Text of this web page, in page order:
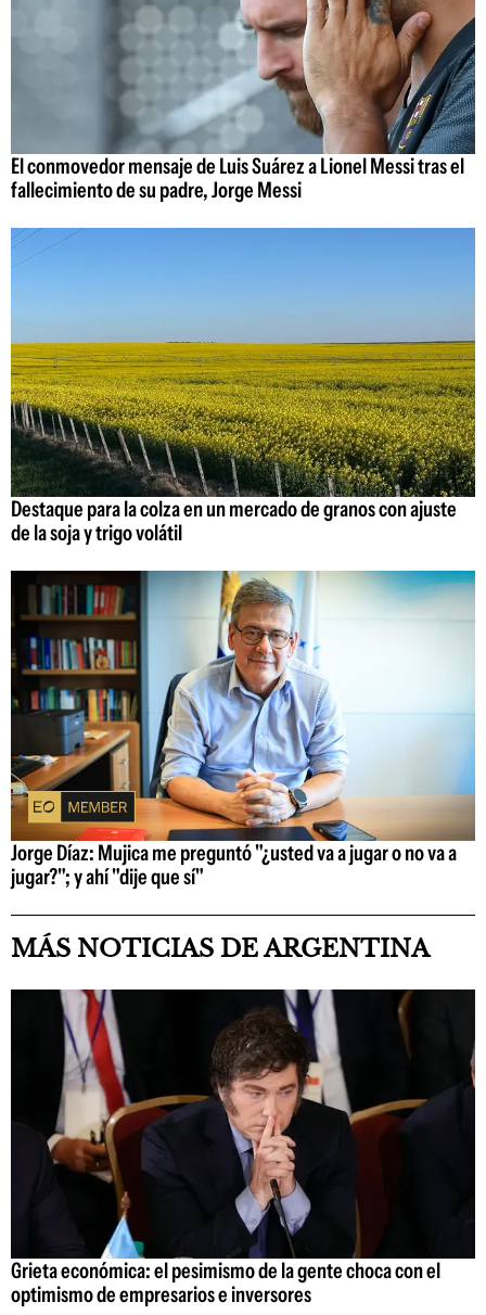
El conmovedor mensaje de Luis Suárez a Lionel Messi tras el
fallecimiento de su padre, Jorge Messi
Destaque para la colza en un mercado de granos con ajuste
de la soja y trigo volátil
Jorge Díaz: Mujica me preguntó "¿usted va a jugar o no va a
jugar?"; y ahí "dije que sí"
MÁS NOTICIAS DE ARGENTINA
Grieta económica: el pesimismo de la gente choca con el
optimismo de empresarios e inversores